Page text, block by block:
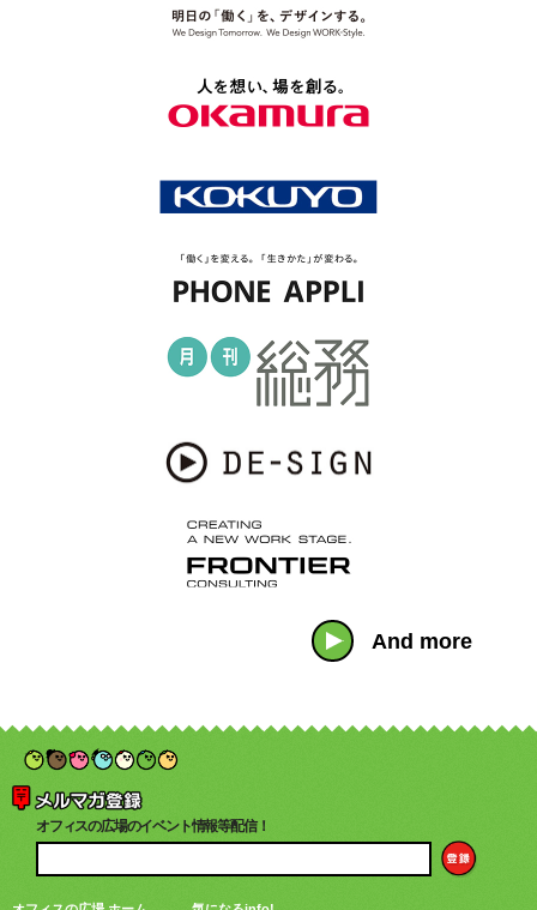
And more
オフィスの広場のイベント情報等配信！